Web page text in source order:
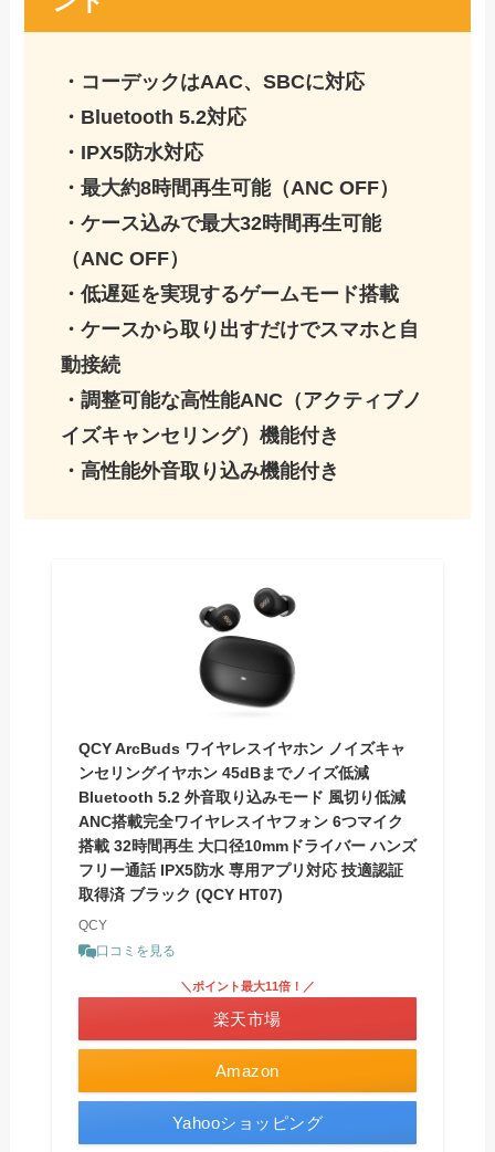
・コーデックはAAC、SBCに対応
・Bluetooth 5.2対応
・IPX5防水対応
・最大約8時間再生可能（ANC OFF）
・ケース込みで最大32時間再生可能
（ANC OFF）
・低遅延を実現するゲームモード搭載
・ケースから取り出すだけでスマホと自
動接続
・調整可能な高性能ANC（アクティブノ
イズキャンセリング）機能付き
・高性能外音取り込み機能付き
QCY ArcBuds ワイヤレスイヤホン ノイズキャ
ンセリングイヤホン 45dBまでノイズ低減
Bluetooth 5.2 外音取り込みモード 風切り低減
ANC搭載完全ワイヤレスイヤフォン 6つマイク
搭載 32時間再生 大口径10mmドライバー ハンズ
フリー通話 IPX5防水 専用アプリ対応 技適認証
取得済 ブラック (QCY HT07)
QCY
口コミを見る
Amazon
＼ポイント最大11倍！／
楽天市場
Yahooショッピング